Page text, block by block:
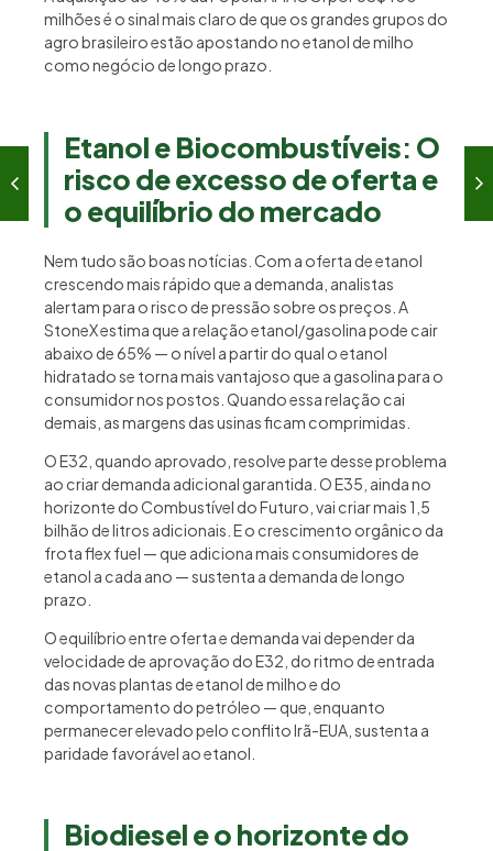
milhões é o sinal mais claro de que os grandes grupos do
agro brasileiro estão apostando no etanol de milho
como negócio de longo prazo.
Etanol e Biocombustíveis: O
risco de excesso de oferta e
o equilíbrio do mercado
Nem tudo são boas notícias. Com a oferta de etanol
crescendo mais rápido que a demanda, analistas
alertam para o risco de pressão sobre os preços. A
StoneX estima que a relação etanol/gasolina pode cair
abaixo de 65% — o nível a partir do qual o etanol
hidratado se torna mais vantajoso que a gasolina para o
consumidor nos postos. Quando essa relação cai
demais, as margens das usinas ficam comprimidas.
O E32, quando aprovado, resolve parte desse problema
ao criar demanda adicional garantida. O E35, ainda no
horizonte do Combustível do Futuro, vai criar mais 1,5
bilhão de litros adicionais. E o crescimento orgânico da
frota flex fuel — que adiciona mais consumidores de
etanol a cada ano — sustenta a demanda de longo
prazo.
O equilíbrio entre oferta e demanda vai depender da
velocidade de aprovação do E32, do ritmo de entrada
das novas plantas de etanol de milho e do
comportamento do petróleo — que, enquanto
permanecer elevado pelo conflito Irã-EUA, sustenta a
paridade favorável ao etanol.
Biodiesel e o horizonte do